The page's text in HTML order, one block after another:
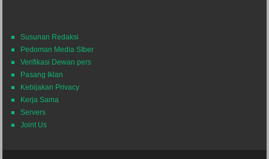
Susunan Redaksi
Pedoman Media SIber
Verifikasi Dewan pers
Pasang Iklan
Kebijakan Privacy
Kerja Sama
Servers
Joint Us